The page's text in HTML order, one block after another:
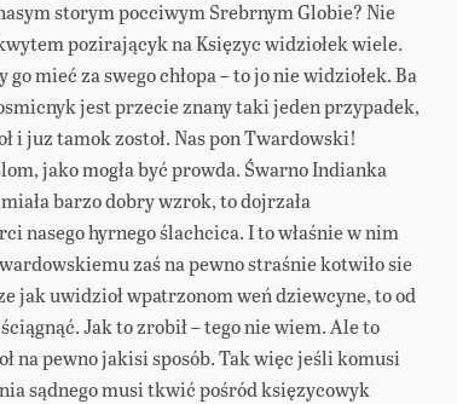
storym pocciwym Srebrnym Globie? Nie
pozirającyk na Księzyc widziołek wiele.
mieć za swego chłopa – to jo nie widziołek. Ba
jest przecie znany taki jeden przypadek,
i juz tamok zostoł. Nas pon Twardowski!
jako mogła być prowda. Śwarno Indianka
barzo dobry wzrok, to dojrzała
nasego hyrnego ślachcica. I to właśnie w nim
zaś na pewno straśnie kotwiło sie
jak uwidzioł wpatrzonom weń dziewcyne, to od
Jak to zrobił – tego nie wiem. Ale to
na pewno jakisi sposób. Tak więc jeśli komusi
sądnego musi tkwić pośród księzycowyk